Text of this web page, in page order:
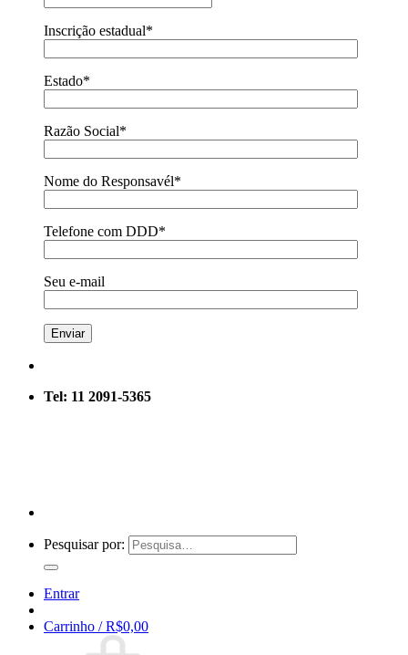
Inscrição estadual*
Estado*
Razão Social*
Nome do Responsavél*
Telefone com DDD*
Seu e-mail
Tel: 11 2091-5365
Pesquisar por:
Entrar
Carrinho /R$0,00